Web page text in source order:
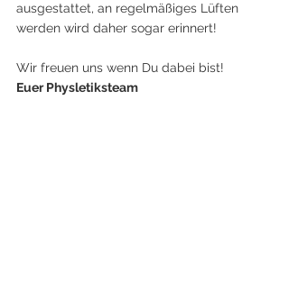
ausgestattet, an regelmäßiges Lüften
werden wird daher sogar erinnert!
Wir freuen uns wenn Du dabei bist!
Euer Physletiksteam